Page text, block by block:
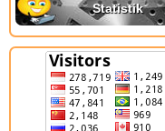
Statistik